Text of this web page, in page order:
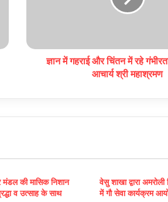
ज्ञान में गहराई और चिंतन में रहे
आचार्य श्री महाश्रमण
मंडल की मासिक निशान
व उत्साह के साथ
वेसु शाखा द्वारा अमरोली
में गौ सेवा कार्यक्रम